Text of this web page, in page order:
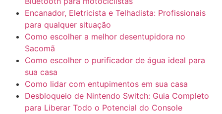
Encanador, Eletricista e Telhadista: Profissionais
para qualquer situação
Como escolher a melhor desentupidora no
Sacomã
Como escolher o purificador de água ideal para
sua casa
Como lidar com entupimentos em sua casa
Desbloqueio de Nintendo Switch: Guia Completo
para Liberar Todo o Potencial do Console